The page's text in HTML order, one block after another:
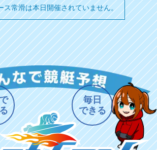
ス常滑は本日開催されていません。
毎日
できる